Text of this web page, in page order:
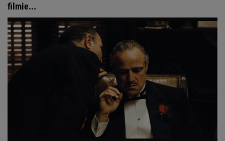
filmie...